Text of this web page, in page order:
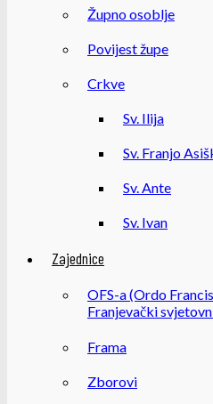
Župno osoblje
Povijest župe
Crkve
Sv. Ilija
Sv. Franjo
Sv. Ante
Sv. Ivan
Zajednice
OFS-a (Ordo
Franjevački
Frama
Zborovi